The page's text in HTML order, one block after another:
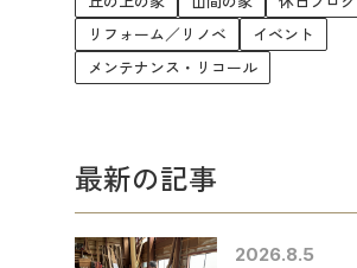
リフォーム／リノベ
イベント
メンテナンス・リコール
最新の記事
2026.8.5